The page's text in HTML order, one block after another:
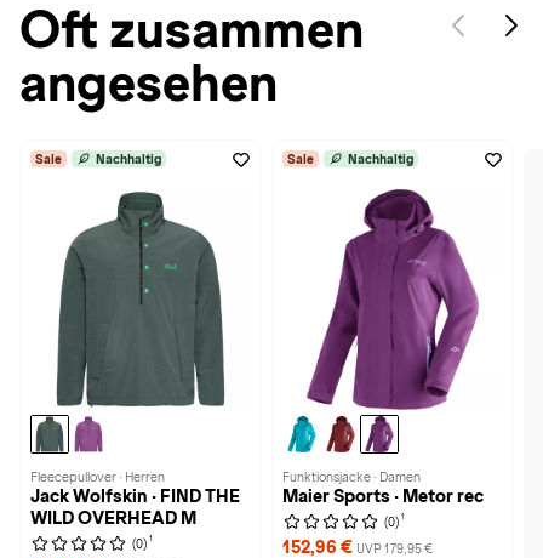
Oft zusammen
angesehen
Sale Nachhaltig
Fleecepullover · Herren
Jack Wolfskin · FIND THE
WILD OVERHEAD M
(0) 1
Sale Nachhaltig
Funktionsjacke · Damen
Maier Sports · Metor rec
(0) 1
152,96 € UVP 179,95 €